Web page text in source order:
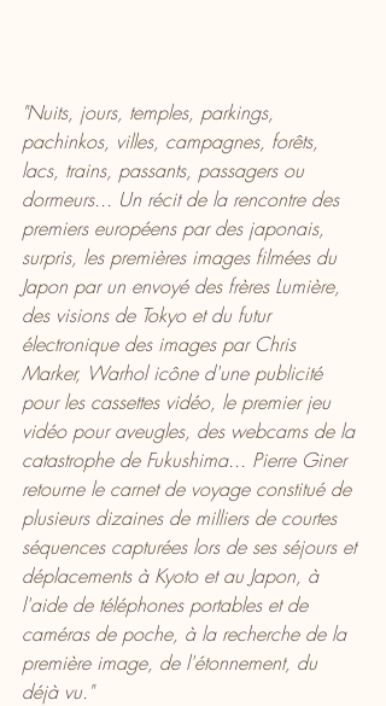
"Nuits, jours, temples, parkings,
pachinkos, villes, campagnes, forêts,
lacs, trains, passants, passagers ou
dormeurs... Un récit de la rencontre des
premiers européens par des japonais,
surpris, les premières images filmées du
Japon par un envoyé des frères Lumière,
des visions de Tokyo et du futur
électronique des images par Chris
Marker, Warhol icône d'une publicité
pour les cassettes vidéo, le premier jeu
vidéo pour aveugles, des webcams de la
catastrophe de Fukushima... Pierre Giner
retourne le carnet de voyage constitué de
plusieurs dizaines de milliers de courtes
séquences capturées lors de ses séjours et
déplacements à Kyoto et au Japon, à
l'aide de téléphones portables et de
caméras de poche, à la recherche de la
première image, de l'étonnement, du
déjà vu."